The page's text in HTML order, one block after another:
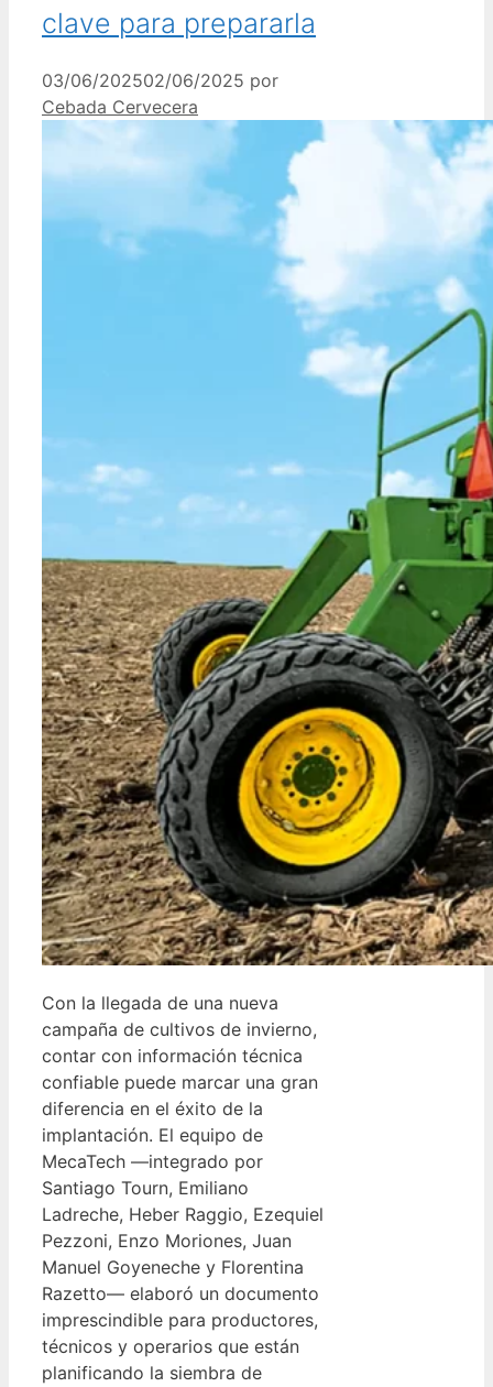
clave para prepararla
03/06/202502/06/2025 por
Cebada Cervecera
Con la llegada de una nueva
campaña de cultivos de invierno,
contar con información técnica
confiable puede marcar una gran
diferencia en el éxito de la
implantación. El equipo de
MecaTech —integrado por
Santiago Tourn, Emiliano
Ladreche, Heber Raggio, Ezequiel
Pezzoni, Enzo Moriones, Juan
Manuel Goyeneche y Florentina
Razetto— elaboró un documento
imprescindible para productores,
técnicos y operarios que están
planificando la siembra de